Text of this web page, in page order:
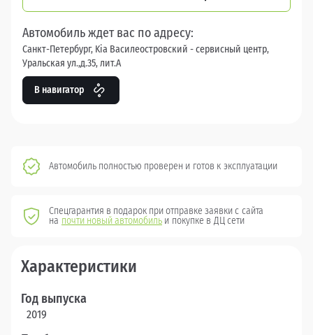
Автомобиль ждет вас по адресу:
Санкт-Петербург, Kia Василеостровский - сервисный центр,
Уральская ул.,д.35, лит.А
В навигатор
Автомобиль полностью проверен и готов к эксплуатации
Спецгарантия в подарок при отправке заявки с сайта
на почти новый автомобиль и покупке в ДЦ сети
Характеристики
Год выпуска
2019